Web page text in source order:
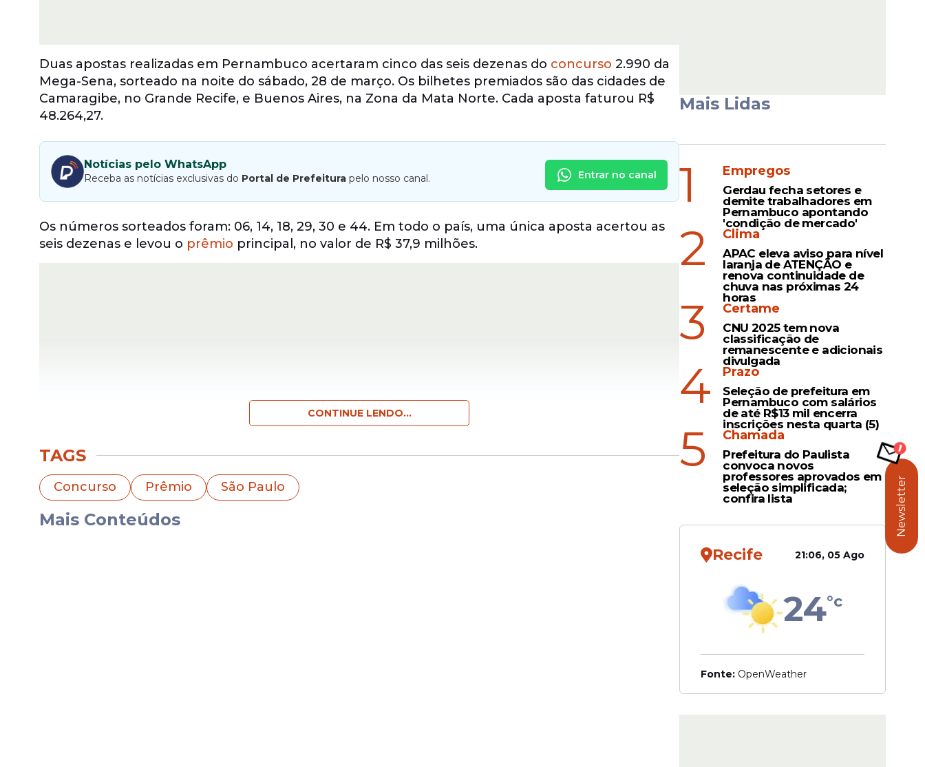
Duas apostas realizadas em Pernambuco acertaram cinco das seis dezenas do concurso 2.990 da
Mega-Sena, sorteado na noite do sábado, 28 de março. Os bilhetes premiados são das cidades de
Camaragibe, no Grande Recife, e Buenos Aires, na Zona da Mata Norte. Cada aposta faturou R$
48.264,27.
Notícias pelo WhatsApp
Receba as notícias exclusivas do Portal de Prefeitura pelo nosso canal. Entrar no canal
Os números sorteados foram: 06, 14, 18, 29, 30 e 44. Em todo o país, uma única aposta acertou as
seis dezenas e levou o prêmio principal, no valor de R$ 37,9 milhões.
modalidade simples, com seis números, o valor do
O próximo sorteio da Mega-Sena está previsto para acontecer na terça-feira (31), com
estimado em R$ 3,5 milhões.
CONTINUE LENDO...
TAGS
Concurso Prêmio São Paulo
Mais Conteúdos
Mais Lidas
1 Empregos
Gerdau fecha setores e
demite trabalhadores em
Pernambuco apontando
'condição de mercado'
2 Clima
APAC eleva aviso para nível
laranja de ATENÇÃO e
renova continuidade de
chuva nas próximas 24
horas
3 Certame
CNU 2025 tem nova
classificação de
remanescente e adicionais
divulgada
4 Prazo
Seleção de prefeitura em
Pernambuco com salários
de até R$13 mil encerra
inscrições nesta quarta (5)
5 Chamada
Prefeitura do Paulista
convoca novos
professores aprovados em
seleção simplificada;
confira lista
Recife 21:06, 05 Ago
24°c
Fonte: OpenWeather
Newsletter